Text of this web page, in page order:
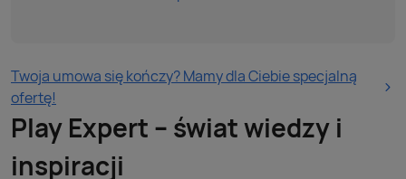
Twoja umowa się kończy? Mamy dla Ciebie specjalną
ofertę!
Play Expert – świat wiedzy i
inspiracji